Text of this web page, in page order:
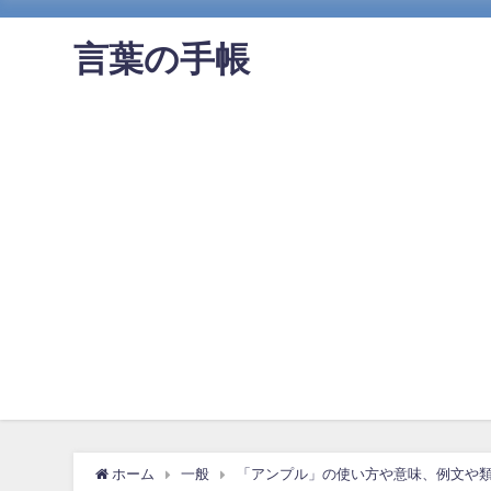
言葉の手帳
ホーム 一般 「アンプル」の使い方や意味、例文や